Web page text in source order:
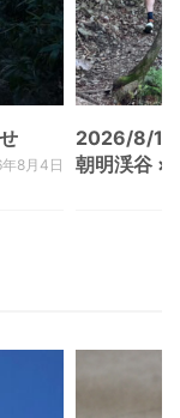
8月4日
2026/8/
朝明渓谷 ×